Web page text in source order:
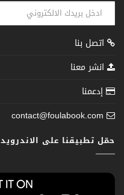
اتصل بنا
انشر معنا
إدعمنا
contact@foulabook.com
حمّل تطبيقنا على الاندرويد